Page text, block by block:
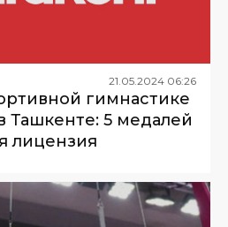
21.05.2024 06:26
гимнастике
Ташкенте: 5 медалей
лицензия